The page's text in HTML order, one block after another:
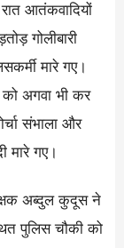
आतंकवादियों
गोलीबारी
मारे गए।
को अगवा भी कर
संभाला और
मारे गए।
अब्दुल कुदूस ने
पुलिस चौकी को